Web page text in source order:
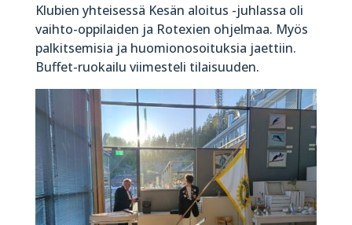
Klubien yhteisessä Kesän aloitus -juhlassa oli
vaihto-oppilaiden ja Rotexien ohjelmaa. Myös
palkitsemisia ja huomionosoituksia jaettiin.
Buffet-ruokailu viimesteli tilaisuuden.